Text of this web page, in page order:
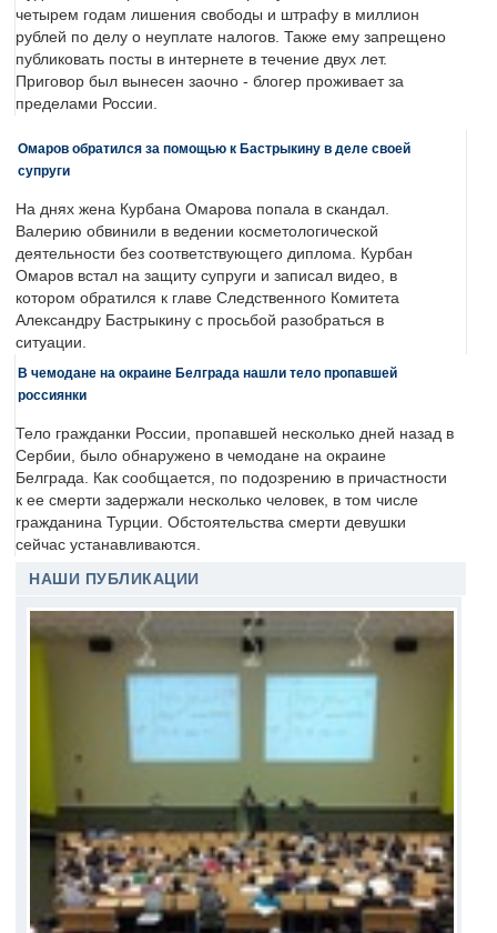
четырем годам лишения свободы и штрафу в миллион
рублей по делу о неуплате налогов. Также ему запрещено
публиковать посты в интернете в течение двух лет.
Приговор был вынесен заочно - блогер проживает за
пределами России.
Омаров обратился за помощью к Бастрыкину в деле своей
супруги
На днях жена Курбана Омарова попала в скандал.
Валерию обвинили в ведении косметологической
деятельности без соответствующего диплома. Курбан
Омаров встал на защиту супруги и записал видео, в
котором обратился к главе Следственного Комитета
Александру Бастрыкину с просьбой разобраться в
ситуации.
В чемодане на окраине Белграда нашли тело пропавшей
россиянки
Тело гражданки России, пропавшей несколько дней назад в
Сербии, было обнаружено в чемодане на окраине
Белграда. Как сообщается, по подозрению в причастности
к ее смерти задержали несколько человек, в том числе
гражданина Турции. Обстоятельства смерти девушки
сейчас устанавливаются.
НАШИ ПУБЛИКАЦИИ